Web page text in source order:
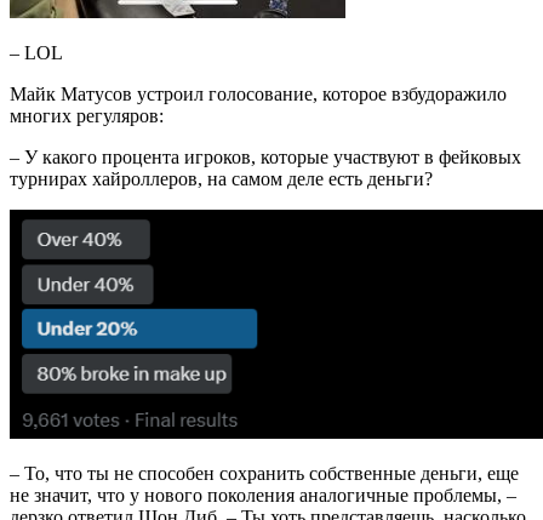
– LOL
Майк Матусов устроил голосование, которое взбудоражило
многих регуляров:
– У какого процента игроков, которые участвуют в фейковых
турнирах хайроллеров, на самом деле есть деньги?
– То, что ты не способен сохранить собственные деньги, еще
не значит, что у нового поколения аналогичные проблемы, –